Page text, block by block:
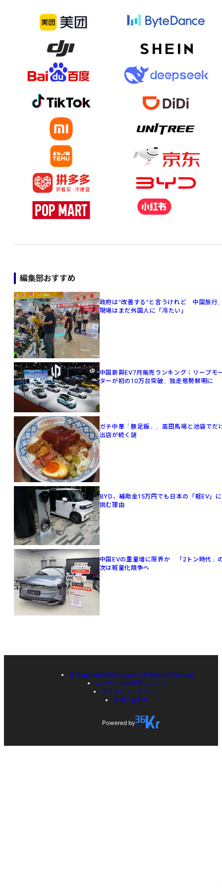
編集部おすすめ
政府は"改善する"と言うけれど 中国旅行
現場はまだ外国人に「冷たい」
中国新興EV7月販売ランキング：リープモ
ターが初の10万台突破、独走態勢鮮明に
ガチ中華「豚足飯」、高田馬場と池袋でだ
出店が続く謎
BYD、補助金15万円でも日本の「軽EV」に
挑む理由
中国EVの重量増に限界か 「2トン時代」
次は軽量化競争へ
© Copyright 36Kr Japan, All Rights Reserved
コンテンツの利用について
プライバシーポリシー
お問い合わせ
Powered by